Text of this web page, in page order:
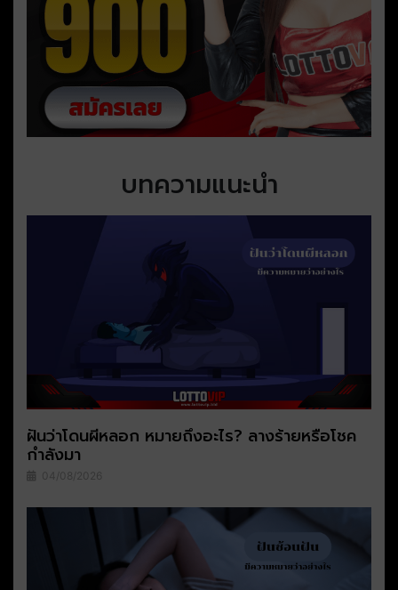
บทความแนะนำ
ฝันว่าโดนผีหลอก หมายถึงอะไร? ลางร้ายหรือโชค
กำลังมา
04/08/2026